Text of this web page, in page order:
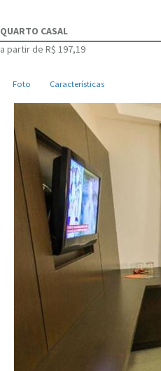
QUARTO CASAL
a partir de R$ 197,19
Foto Características